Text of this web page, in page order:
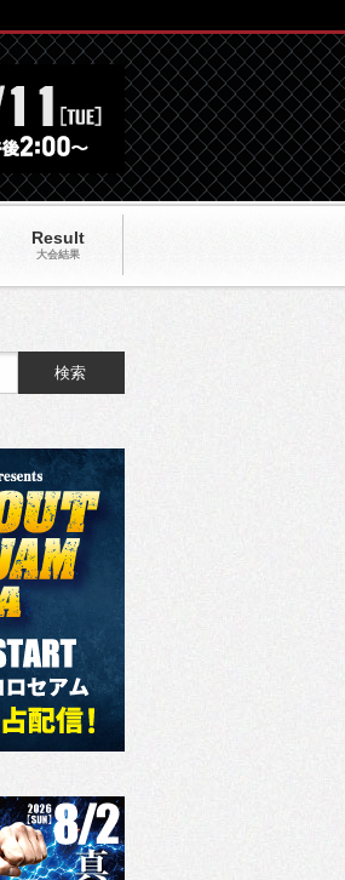
Result
大会結果